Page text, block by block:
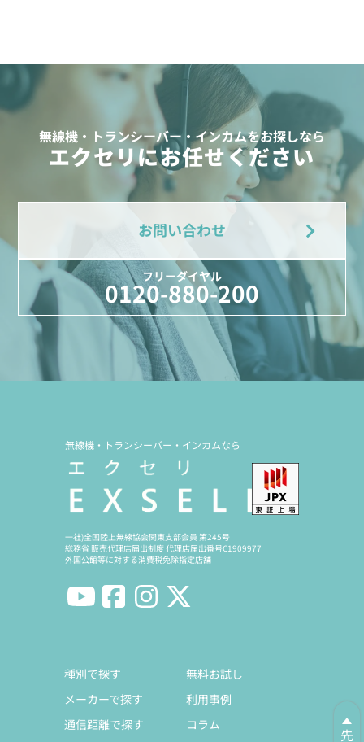
無線機・トランシーバー・インカムをお探しなら
エクセリにお任せください
お問い合わせ
フリーダイヤル
0120-880-200
無線機・トランシーバー・インカムなら
一社)全国陸上無線協会関東支部会員 第245号
総務省 販売代理店届出制度 代理店届出番号C1909977
外国公館等に対する消費税免除指定店舗
種別で探す
メーカーで探す
通信距離で探す
無料お試し
利用事例
コラム